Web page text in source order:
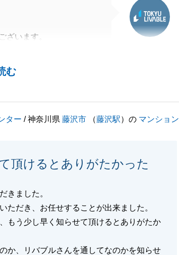
む
ざいます。
しゃいましたら、ご紹介
ター / 神奈川県藤沢市 （藤沢駅）の マンション
頂けるとありがたかった
きました。
ただき、お任せすることが出来ました。
もう少し早く知らせて頂けるとありがたか
か、リバブルさんを通してなのかを知らせ